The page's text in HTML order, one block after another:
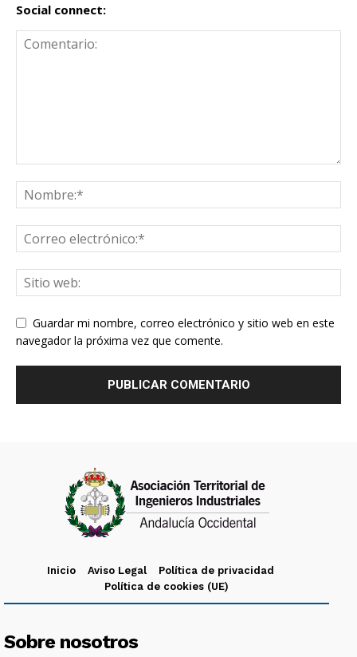
Social connect:
Guardar mi nombre, correo electrónico y sitio web en este
navegador la próxima vez que comente.
Inicio Aviso Legal
Política de privacidad
Política de cookies (UE)
Sobre nosotros